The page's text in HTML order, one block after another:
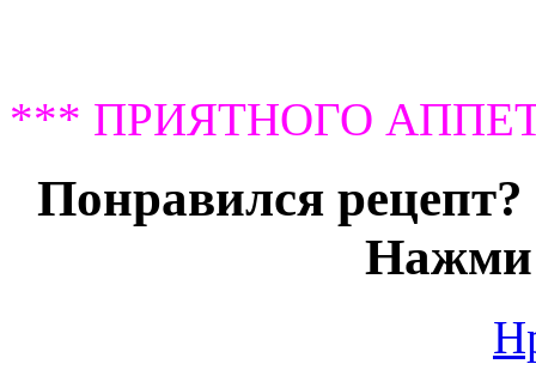
*** ПРИЯТНОГО
Понравился
Нажми